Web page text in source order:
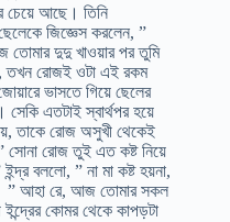
চেয়ে আছে। তিনি
জিজ্ঞেস করলেন, ”
তোমার দুদু খাওয়ার পর তুমি
তখন রোজই ওটা এই রকম
ভাসতে গিয়ে ছেলের
এতটাই স্বার্থপর হয়ে
তাকে রোজ অসুখী থেকেই
সোনা রোজ তুই এত কষ্ট নিয়ে
বললো, ” না মা কষ্ট হয়না,
। ” আহা রে, আজ তোমার সকল
ইন্দ্রের কোমর থেকে কাপড়টা